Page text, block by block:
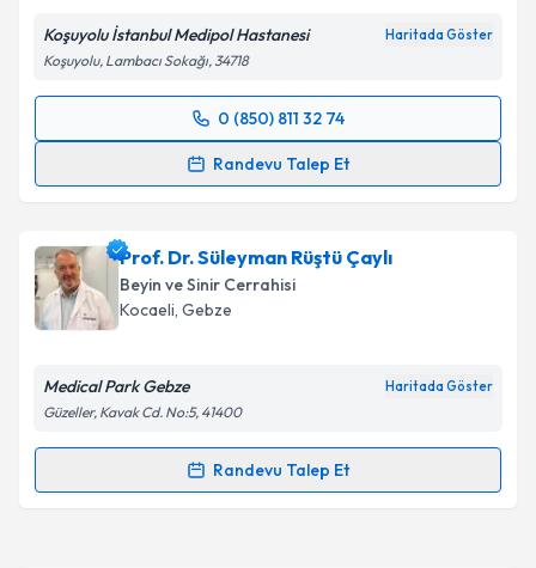
E-posta Adresiniz
Kişisel verilerimin işlenmesine ilişkinAydınlatma
'ni okudum ve kişisel verilerimin belirtilen
kapsamda işlenmesini kabul ediyorum.
Takvim Talebini Gönder
Koşuyolu İstanbul Medipol Hastanesi Haritada Göster
Koşuyolu, Lambacı Sokağı, 34718
0 (850) 811 32 74
Randevu Talep Et
Randevu Takvimi Talebi
takvim hazırlandığında e-posta ile bilgilendireceğiz.
E-posta Adresiniz
Kişisel verilerimin işlenmesine ilişkin
Metni'ni okudum ve kişisel verilerimin belirtilen
kapsamda işlenmesini kabul ediyorum.
Prof. Dr. Süleyman Rüştü Çaylı
Beyin ve Sinir Cerrahisi
Kocaeli, Gebze
Medical Park Gebze Haritada Göster
Güzeller, Kavak Cd. No:5, 41400
Randevu Talep Et
Randevu Takvimi Talebi